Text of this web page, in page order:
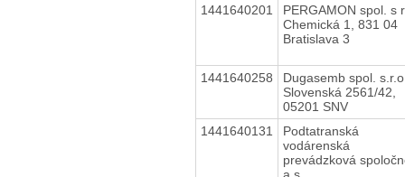
1441640201
PERGAMON spol. s
Chemická 1, 831 04
Bratislava 3
1441640258
Dugasemb spol.
Slovenská 2561/42,
05201 SNV
1441640131
Podtatranská
vodárenská
prevádzková